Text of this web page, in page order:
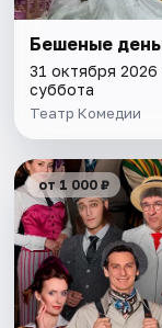
Бешеные
31 октября 2026
суббота
Театр Комедии
от 1 000 ₽